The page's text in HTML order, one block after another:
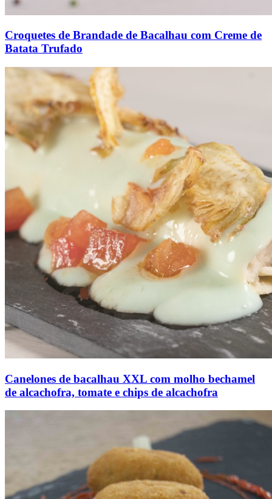
Croquetes de Brandade de Bacalhau com Creme de
Batata Trufado
Canelones de bacalhau XXL com molho bechamel
de alcachofra, tomate e chips de alcachofra